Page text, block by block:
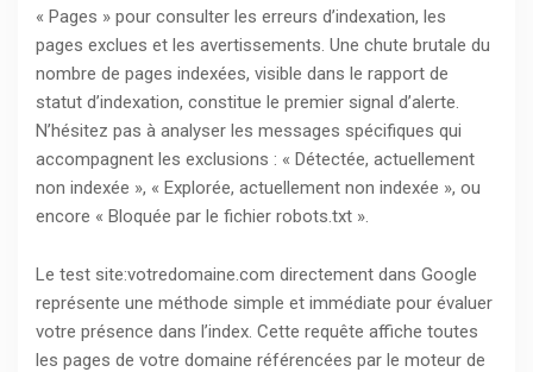
« Pages » pour consulter les erreurs d’indexation, les
pages exclues et les avertissements. Une chute brutale du
nombre de pages indexées, visible dans le rapport de
statut d’indexation, constitue le premier signal d’alerte.
N’hésitez pas à analyser les messages spécifiques qui
accompagnent les exclusions : « Détectée, actuellement
non indexée », « Explorée, actuellement non indexée », ou
encore « Bloquée par le fichier robots.txt ».
Le test site:votredomaine.com directement dans Google
représente une méthode simple et immédiate pour évaluer
votre présence dans l’index. Cette requête affiche toutes
les pages de votre domaine référencées par le moteur de